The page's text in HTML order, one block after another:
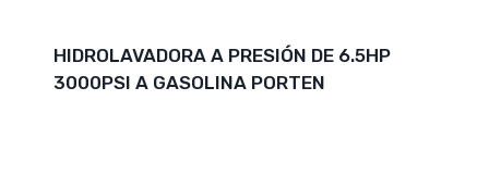
HIDROLAVADORA A PRESIÓN DE 6.5HP
3000PSI A GASOLINA PORTEN